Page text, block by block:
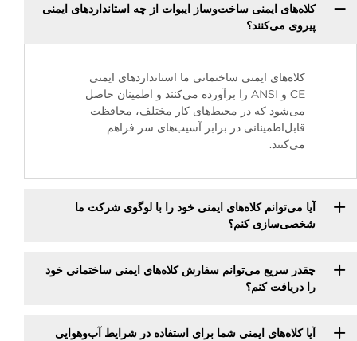
کلاه‌های ایمنی ساخت‌وساز ایبوات از چه استانداردهای ایمنی
پیروی می‌کنند؟
کلاه‌های ایمنی ساختمانی ما استانداردهای ایمنی
CE و ANSI را برآورده می‌کنند و اطمینان حاصل
می‌شود که در محیط‌های کار مختلف، محافظت
قابل‌اطمینانی در برابر آسیب‌های سر فراهم
می‌کنند.
آیا می‌توانم کلاه‌های ایمنی خود را با لوگوی شرکت ما
شخصی‌سازی کنم؟
چقدر سریع می‌توانم سفارش کلاه‌های ایمنی ساختمانی خود
را دریافت کنم؟
آیا کلاه‌های ایمنی شما برای استفاده در شرایط آب‌وهوایی